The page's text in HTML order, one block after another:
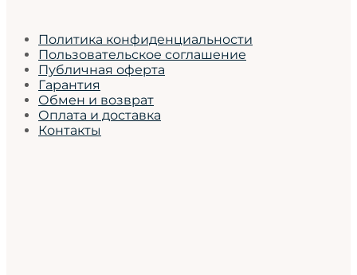
Политика конфиденциальности
Пользовательское соглашение
Публичная оферта
Гарантия
Обмен и возврат
Оплата и доставка
Контакты